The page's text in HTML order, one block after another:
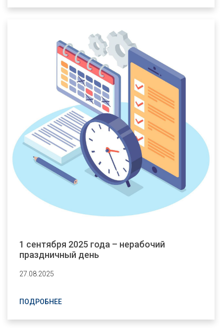
1 сентября 2025 года – нерабочий
праздничный день
27.08.2025
ПОДРОБНЕЕ